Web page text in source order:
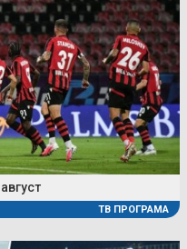
ТВ ПРОГРАМА